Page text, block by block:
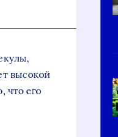
высокой
что его